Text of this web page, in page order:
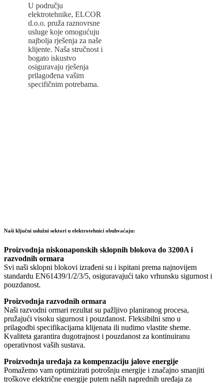
U području
elektrotehnike, ELCOR
d.o.o. pruža raznovrsne
usluge koje omogućuju
najbolja rješenja za naše
klijente. Naša stručnost i
bogato iskustvo
osiguravaju rješenja
prilagođena vašim
specifičnim potrebama.
Naši ključni uslužni sektori u elektrotehnici obuhvaćaju:
Proizvodnja niskonaponskih sklopnih blokova do 3200A i
razvodnih ormara
Svi naši sklopni blokovi izrađeni su i ispitani prema najnovijem
standardu EN61439/1/2/3/5, osiguravajući tako vrhunsku sigurnost i
pouzdanost.
Proizvodnja razvodnih ormara
Naši razvodni ormari rezultat su pažljivo planiranog procesa,
pružajući visoku sigurnost i pouzdanost. Fleksibilni smo u
prilagodbi specifikacijama klijenata ili nudimo vlastite sheme.
Kvaliteta garantira dugotrajnost i pouzdanost za kontinuiranu
operativnost vaših sustava.
Proizvodnja uređaja za kompenzaciju jalove energije
Pomažemo vam optimizirati potrošnju energije i značajno smanjiti
troškove električne energije putem naših naprednih uređaja za